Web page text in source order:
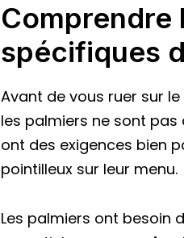
Comprendre
spécifiques
Avant de vous ruer sur
les palmiers ne sont
ont des exigences bien
pointilleux sur leur menu.
Les palmiers ont besoin